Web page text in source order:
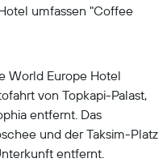
umfassen "Coffee
World Europe Hotel
von Topkapi-Palast,
entfernt. Das
und der Taksim-Platz
entfernt.